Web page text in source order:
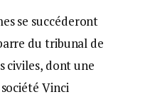
se succéderont
du tribunal de
civiles, dont une
Vinci